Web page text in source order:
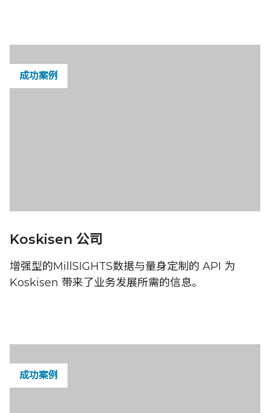
成功案例
Koskisen 公司
增强型的MillSIGHTS数据与量身定制的 API 为
Koskisen 带来了业务发展所需的信息。
成功案例